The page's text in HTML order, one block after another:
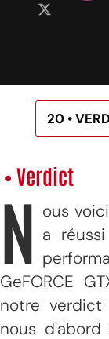
• Verdict
N ous
a
GeFORCE
notre
nous